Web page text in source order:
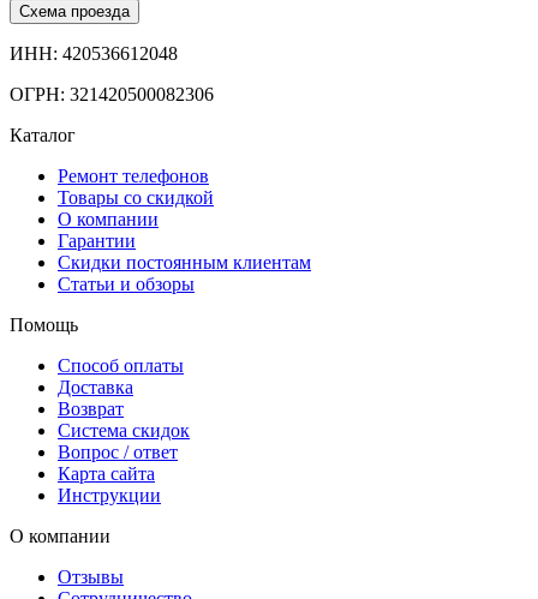
Схема проезда
ИНН: 420536612048
ОГРН: 321420500082306
Каталог
Ремонт телефонов
Товары со скидкой
О компании
Гарантии
Скидки постоянным клиентам
Статьи и обзоры
Помощь
Способ оплаты
Доставка
Возврат
Система скидок
Вопрос / ответ
Карта сайта
Инструкции
О компании
Отзывы